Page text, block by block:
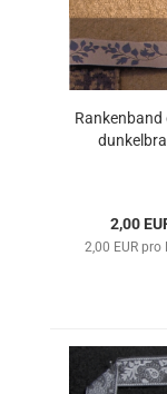
Rankenband
2,00
2,00 EUR pro